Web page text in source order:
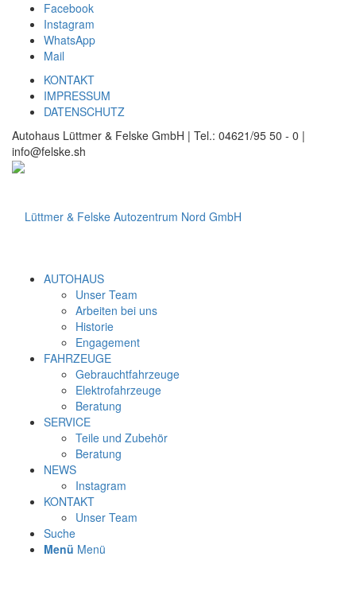
Facebook
Instagram
WhatsApp
Mail
KONTAKT
IMPRESSUM
DATENSCHUTZ
Autohaus Lüttmer & Felske GmbH | Tel.: 04621/95 50 - 0 |
info@felske.sh
AUTOHAUS
Unser Team
Arbeiten bei uns
Historie
Engagement
FAHRZEUGE
Gebrauchtfahrzeuge
Elektrofahrzeuge
Beratung
SERVICE
Teile und Zubehör
Beratung
NEWS
Instagram
KONTAKT
Unser Team
Suche
Menü Menü